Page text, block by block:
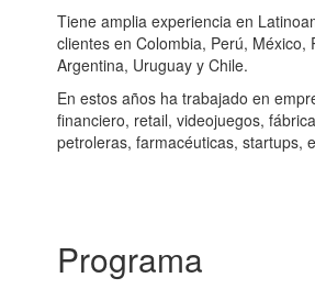
Tiene amplia experiencia en
clientes en Colombia, Perú, México,
Argentina, Uruguay y Chile.
En estos años ha trabajado en
financiero, retail, videojuegos,
petroleras, farmacéuticas, startups,
Programa